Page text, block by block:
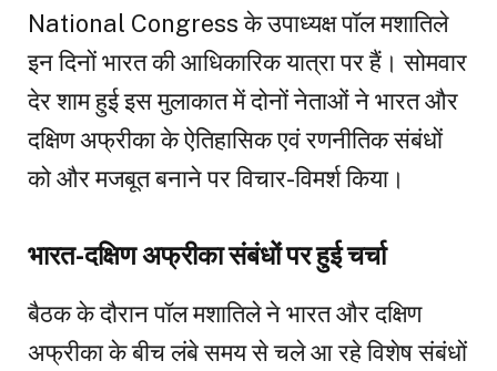
National Congress के उपाध्यक्ष पॉल मशातिले
इन दिनों भारत की आधिकारिक यात्रा पर हैं। सोमवार
देर शाम हुई इस मुलाकात में दोनों नेताओं ने भारत और
दक्षिण अफ्रीका के ऐतिहासिक एवं रणनीतिक संबंधों
को और मजबूत बनाने पर विचार-विमर्श किया।
भारत-दक्षिण अफ्रीका संबंधों पर हुई चर्चा
बैठक के दौरान पॉल मशातिले ने भारत और दक्षिण
अफ्रीका के बीच लंबे समय से चले आ रहे विशेष संबंधों